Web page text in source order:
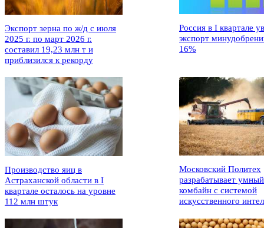
Экспорт зерна по ж/д с июля
2025 г. по март 2026 г.
составил 19,23 млн т и
приблизился к рекорду
Россия в I квартале
экспорт
16%
Производство яиц в
Астраханской области в I
квартале осталось на уровне
112 млн штук
Московский Политех
разрабатывает умный
комбайн с системой
искусственного